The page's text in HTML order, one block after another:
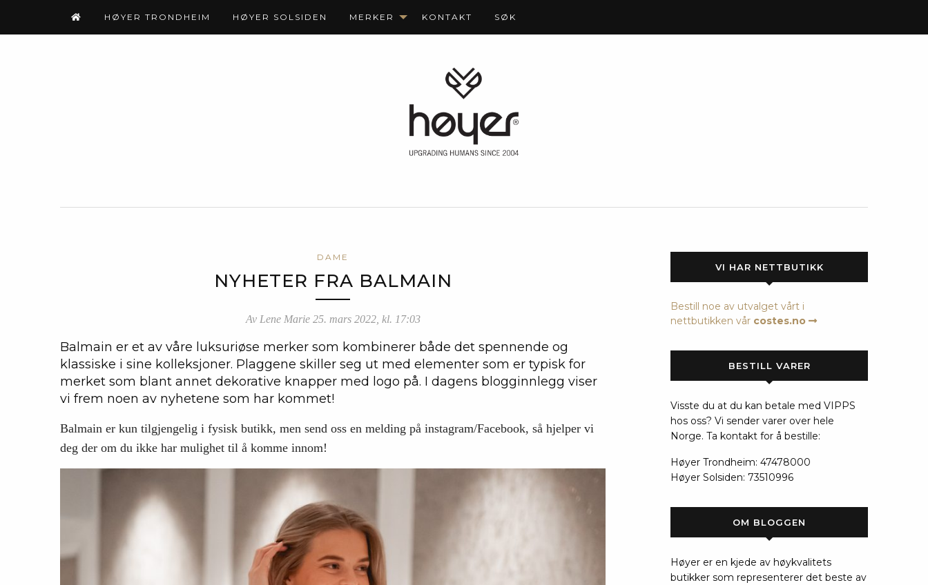
HØYER TRONDHEIM HØYER SOLSIDEN MERKER KONTAKT SØK
DAME
NYHETER FRA BALMAIN
Av Lene Marie 25. mars 2022, kl. 17:03
Balmain er et av våre luksuriøse merker som kombinerer både det spennende og
klassiske i sine kolleksjoner. Plaggene skiller seg ut med elementer som er typisk for
merket som blant annet dekorative knapper med logo på. I dagens blogginnlegg viser
vi frem noen av nyhetene som har kommet!
Balmain er kun tilgjengelig i fysisk butikk, men send oss en melding på instagram/Facebook, så hjelper vi
deg der om du ikke har mulighet til å komme innom!
VI HAR NETTBUTIKK
Bestill noe av utvalget vårt i
nettbutikken vår costes.no
BESTILL VARER
Visste du at du kan betale med VIPPS
hos oss? Vi sender varer over hele
Norge. Ta kontakt for å bestille:
Høyer Trondheim: 47478000
Høyer Solsiden: 73510996
OM BLOGGEN
Høyer er en kjede av høykvalitets
butikker som representerer det beste av